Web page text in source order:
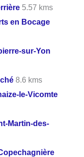
5.57 kms
en Bocage
sur-Yon
8.6 kms
le-Vicomte
Martin-des-